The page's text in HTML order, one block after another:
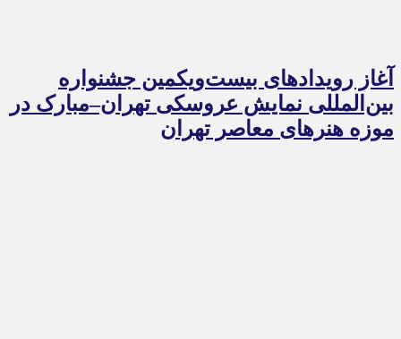
آغاز رویدادهای بیست‌ویکمین جشنواره
بین‌المللی نمایش عروسکی تهران–مبارک در
موزه هنرهای معاصر تهران